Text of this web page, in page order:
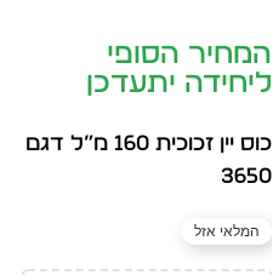
כוס יין זכוכית 160 מ”ל דגם
3650
המלאי אזל
המחיר הסופי
ליחידה יתעדכן